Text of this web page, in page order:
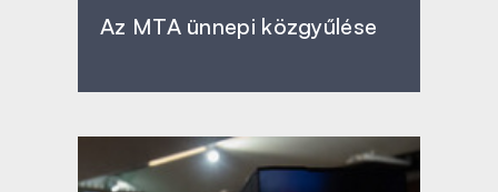
Az MTA ünnepi közgyűlése